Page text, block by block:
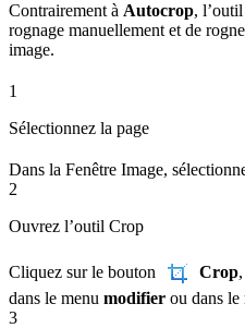
Contrairement à Autocrop, l’outil
rognage manuellement et de
image.
1
Sélectionnez la page
Dans la Fenêtre Image,
2
Ouvrez l’outil Crop
Cliquez sur le bouton Crop
dans le menu modifier ou dans le
3